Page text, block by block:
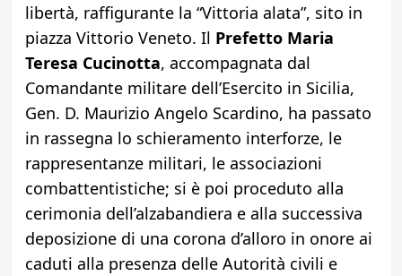
libertà, raffigurante la “Vittoria alata”, sito in
piazza Vittorio Veneto. Il Prefetto Maria
Teresa Cucinotta, accompagnata dal
Comandante militare dell’Esercito in Sicilia,
Gen. D. Maurizio Angelo Scardino, ha passato
in rassegna lo schieramento interforze, le
rappresentanze militari, le associazioni
combattentistiche; si è poi proceduto alla
cerimonia dell’alzabandiera e alla successiva
deposizione di una corona d’alloro in onore ai
caduti alla presenza delle Autorità civili e